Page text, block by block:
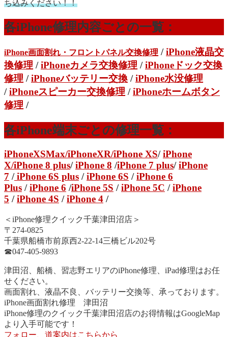
ち込みください！！
各iPhone修理内容ごとの一覧：
iPhone画面割れ・フロントパネル交換修理 /iPhone液晶交
換修理 /iPhoneカメラ交換修理 /iPhoneドック交換
修理 /iPhoneバッテリー交換 /iPhone水没修理
/iPhoneスピーカー交換修理 /iPhoneホームボタン
修理 /
各iPhone端末ごとの修理一覧：
iPhoneXSMax/iPhoneXR/iPhone XS/iPhone
X/iPhone 8 plus/iPhone 8 /iPhone 7 plus/iPhone
7 /iPhone 6S plus /iPhone 6S /iPhone 6
Plus /iPhone 6 /iPhone 5S /iPhone 5C /iPhone
5 /iPhone 4S /iPhone 4 /
＜iPhone修理クイック千葉津田沼店＞
〒274-0825
千葉県船橋市前原西2-22-14三橋ビル202号
☎︎047-405-9893
津田沼、船橋、習志野エリアのiPhone修理、iPad修理はお任
せください。
画面割れ、液晶不良、バッテリー交換等、承っております。
iPhone画面割れ修理 津田沼
iPhone修理のクイック千葉津田沼店のお得情報はGoogleMap
より入手可能です！
フォロー、道案内はこちらから